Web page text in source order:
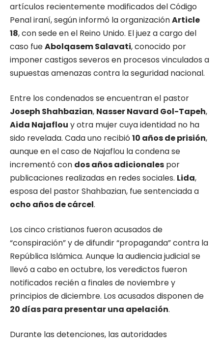
artículos recientemente modificados del Código
Penal iraní, según informó la organizaciónArticle
18, con sede en el Reino Unido. El juez a cargo del
caso fueAbolqasem Salavati, conocido por
imponer castigos severos en procesos vinculados a
supuestas amenazas contra la seguridad nacional.
Entre los condenados se encuentran el pastor
Joseph Shahbazian, Nasser Navard Gol-Tapeh,
Aida Najaflou y otra mujer cuya identidad no ha
sido revelada. Cada uno recibió10 años de prisión,
aunque en el caso de Najaflou la condena se
incrementó con dos años adicionales por
publicaciones realizadas en redes sociales. Lida,
esposa del pastor Shahbazian, fue sentenciada a
ocho años de cárcel.
Los cinco cristianos fueron acusados de
“conspiración” y de difundir “propaganda” contra la
República Islámica. Aunque la audiencia judicial se
llevó a cabo en octubre, los veredictos fueron
notificados recién a finales de noviembre y
principios de diciembre. Los acusados disponen de
20 días para presentar una apelación.
Durante las detenciones, las autoridades